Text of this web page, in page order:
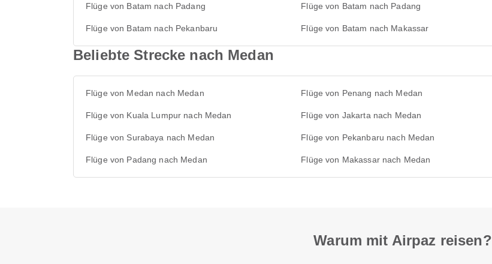
Flüge von Batam nach Padang Flüge von Batam nach Padang
Flüge von Batam nach Pekanbaru Flüge von Batam nach Makassar
Beliebte Strecke nach Medan
Flüge von Medan nach Medan Flüge von Penang nach Medan
Flüge von Kuala Lumpur nach Medan Flüge von Jakarta nach Medan
Flüge von Surabaya nach Medan Flüge von Pekanbaru nach Medan
Flüge von Padang nach Medan Flüge von Makassar nach Medan
Warum mit Airpaz reisen?